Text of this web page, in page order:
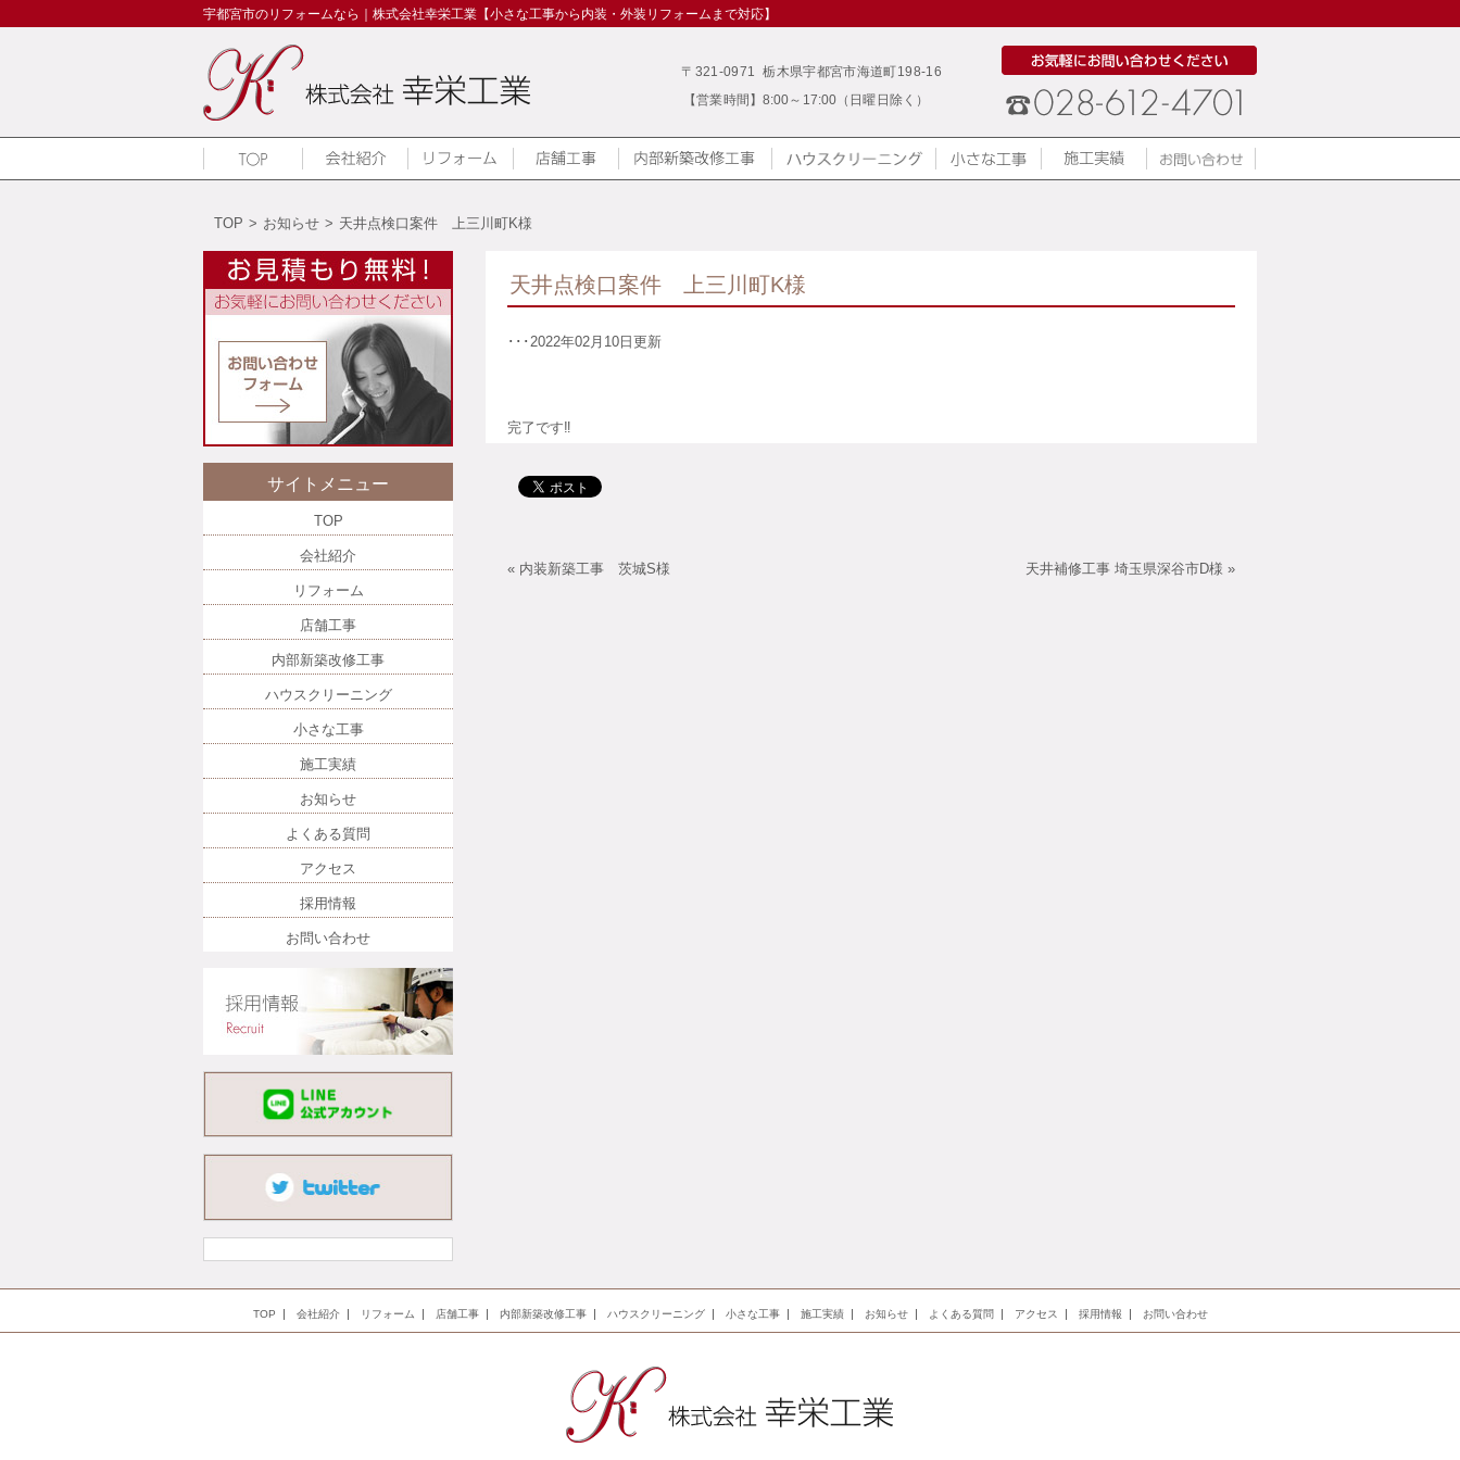
宇都宮市のリフォームなら｜株式会社幸栄工業【小さな工事から内装・外装リフォームまで対応】
〒321-0971 栃木県宇都宮市海道町198-16
【営業時間】8:00～17:00（日曜日除く）
TOP > お知らせ > 天井点検口案件 上三川町K様
天井点検口案件 上三川町K様
･･･2022年02月10日更新
完了です‼️
« 内装新築工事 茨城S様 天井補修工事 埼玉県深谷市D様 »
サイトメニュー
TOP
会社紹介
リフォーム
店舗工事
内部新築改修工事
ハウスクリーニング
小さな工事
施工実績
お知らせ
よくある質問
アクセス
採用情報
お問い合わせ
TOP 会社紹介 リフォーム 店舗工事 内部新築改修工事 ハウスクリーニング 小さな工事 施工実績 お知らせ よくある質問 アクセス 採用情報 お問い合わせ